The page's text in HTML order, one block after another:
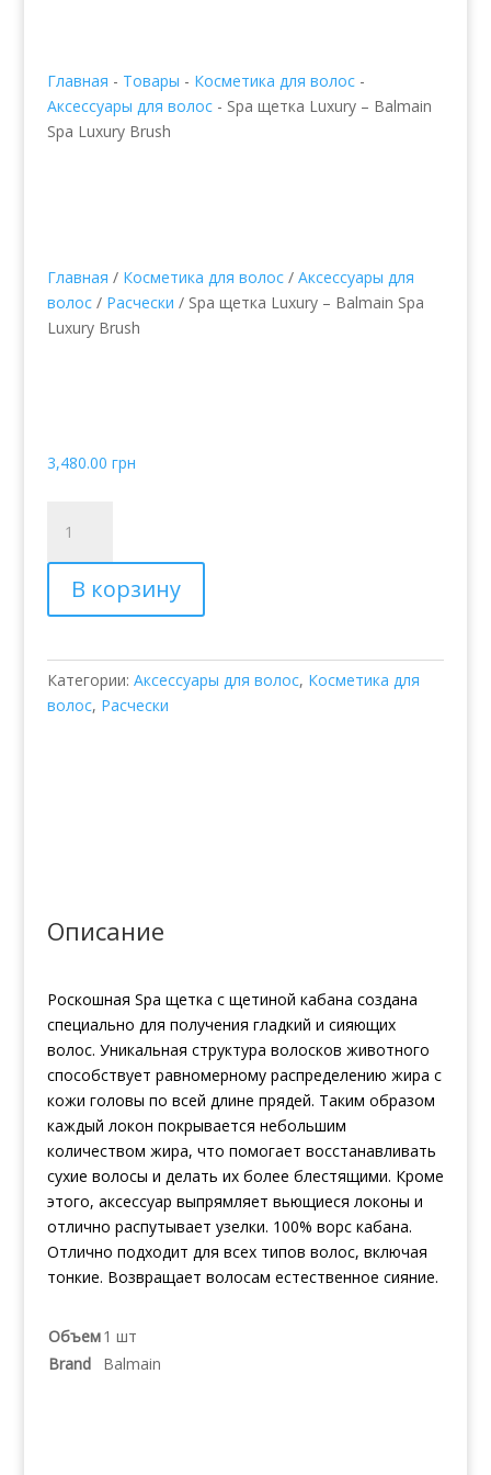
Главная - Товары - Косметика для волос-
Аксессуары для волос- Spa щетка Luxury – Balmain
Spa Luxury Brush
Главная / Косметика для волос/ Аксессуары для
волос/ Расчески / Spa щетка Luxury – Balmain Spa
Luxury Brush
3,480.00 грн
товара
Spa
щетка
Luxury
Balmain
Spa
Luxury
В корзину
Категории: Аксессуары для волос, Косметика для
волос, Расчески
Описание
Роскошная Spa щетка с щетиной кабана создана
специально для получения гладкий и сияющих
волос. Уникальная структура волосков животного
способствует равномерному распределению жира с
кожи головы по всей длине прядей. Таким образом
каждый локон покрывается небольшим
количеством жира, что помогает восстанавливать
сухие волосы и делать их более блестящими. Кроме
этого, аксессуар выпрямляет вьющиеся локоны и
отлично распутывает узелки. 100% ворс кабана.
Отлично подходит для всех типов волос, включая
тонкие. Возвращает волосам естественное сияние.
Объем1 шт
Brand
Balmain